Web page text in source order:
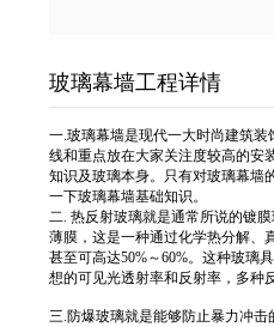
玻璃幕墙工程详情
一.玻璃幕墙是现代一大时尚建筑
线和重点放在大家关注度较高的安
知识及玻璃本身。只有对玻璃幕墙
一下玻璃幕墙基础知识。
二. 热反射玻璃就是通常所说的镀
薄膜，这是一种通过化学热分解、
甚至可高达50%～60%。这种玻璃
想的可见光透射率和反射率，多种
三.防爆玻璃就是能够防止暴力冲